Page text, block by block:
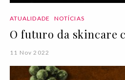
ATUALIDADE NOTÍCIAS
O futuro da skincare
11 Nov 2022